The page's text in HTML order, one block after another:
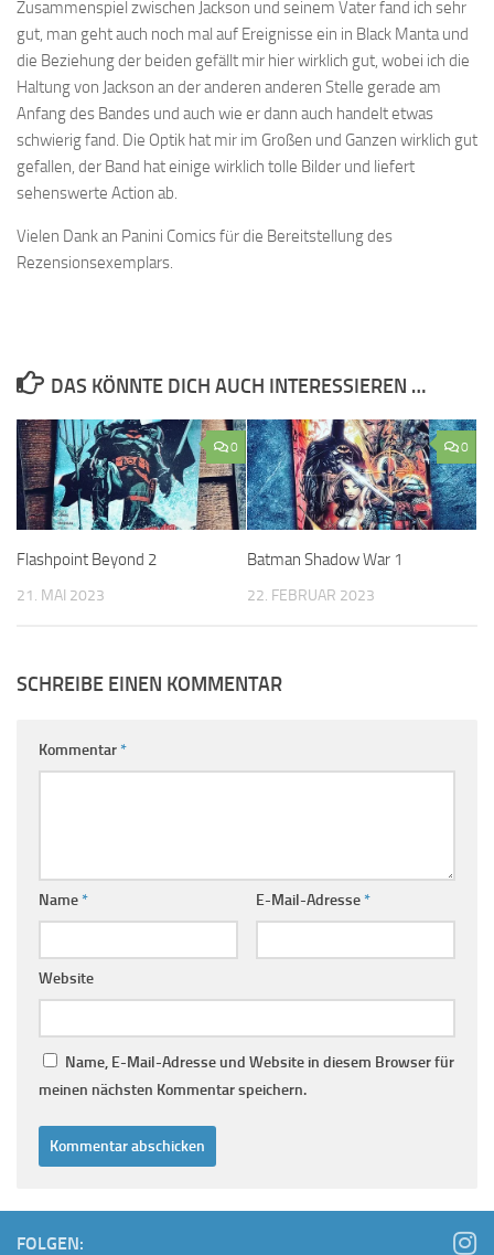
Zusammenspiel zwischen Jackson und seinem Vater fand ich sehr
gut, man geht auch noch mal auf Ereignisse ein in Black Manta und
die Beziehung der beiden gefällt mir hier wirklich gut, wobei ich die
Haltung von Jackson an der anderen anderen Stelle gerade am
Anfang des Bandes und auch wie er dann auch handelt etwas
schwierig fand. Die Optik hat mir im Großen und Ganzen wirklich gut
gefallen, der Band hat einige wirklich tolle Bilder und liefert
sehenswerte Action ab.
Vielen Dank an Panini Comics für die Bereitstellung des
Rezensionsexemplars.
DAS KÖNNTE DICH AUCH INTERESSIEREN …
0
Flashpoint Beyond 2
21. MAI 2023
0
Batman Shadow War 1
22. FEBRUAR 2023
SCHREIBE EINEN KOMMENTAR
Kommentar*
Name* E-Mail-Adresse*
Website
Name, E-Mail-Adresse und Website in diesem Browser für
meinen nächsten Kommentar speichern.
FOLGEN: